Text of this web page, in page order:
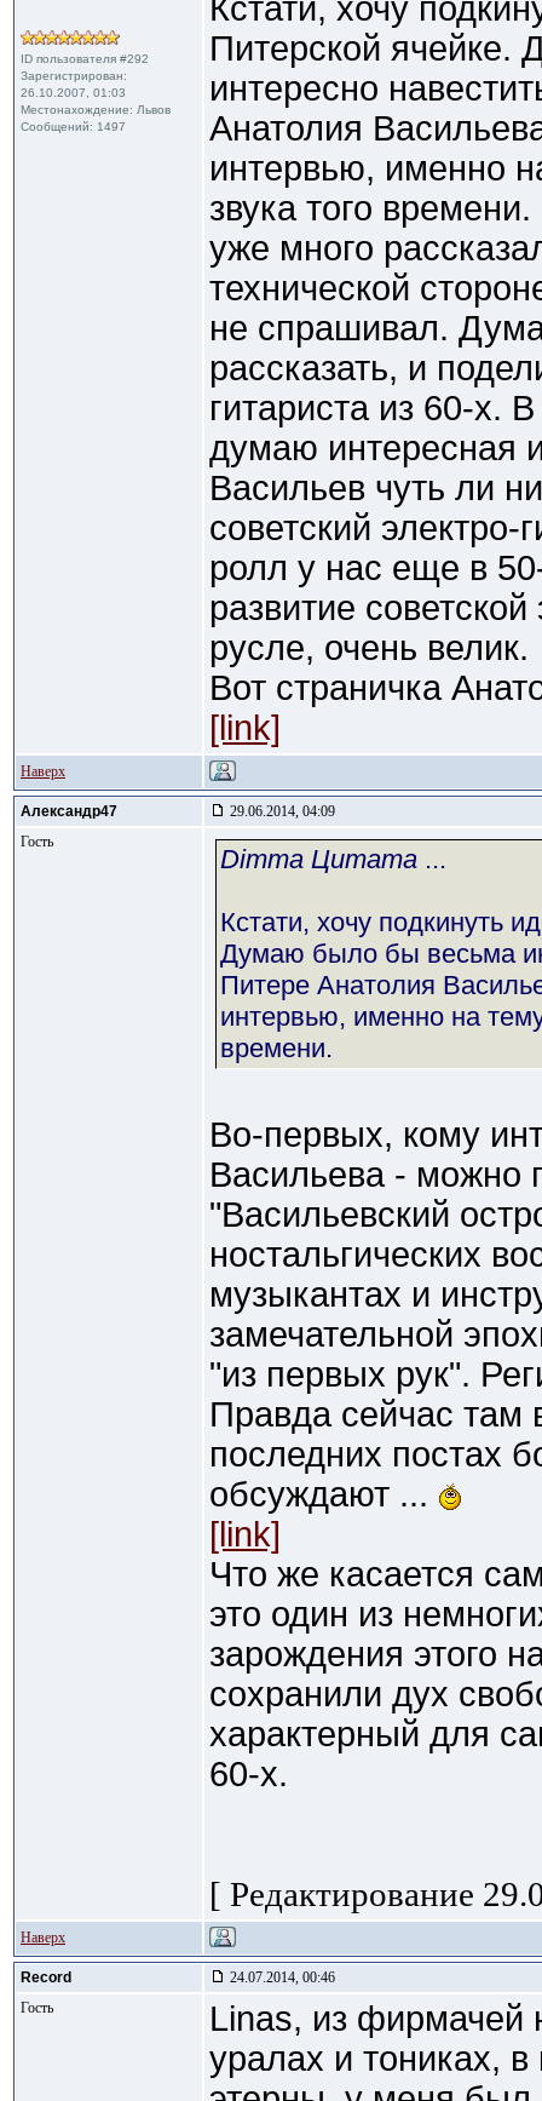
ID пользователя #292
Зарегистрирован:
26.10.2007, 01:03
Местонахождение: Львов
Сообщений: 1497
Кстати, хочу
Питерской
интересно
Анатолия
интервью, именно
звука того
уже много
технической
не спрашивал.
рассказать, и
гитариста из 60-х.
думаю интересная
Васильев чуть ли
советский электро-
ролл у нас еще в
развитие
русле, очень велик.
Вот страничка
[link]
Наверх
Александр47
29.06.2014, 04:09
Гость
Dimma Цитата ...
Кстати, хочу подкинуть
Думаю было бы весьма
Питере Анатолия
интервью, именно на
времени.
Во-первых, кому
Васильева - можно
"Васильевский
ностальгических
музыкантах и
замечательной
"из первых рук".
Правда сейчас там
последних постах
обсуждают ...
[link]
Что же касается
это один из
зарождения этого
сохранили дух
характерный для
60-х.
[ Редактирование
Наверх
Record
24.07.2014, 00:46
Гость
Linas, из фирмачей
уралах и тониках,